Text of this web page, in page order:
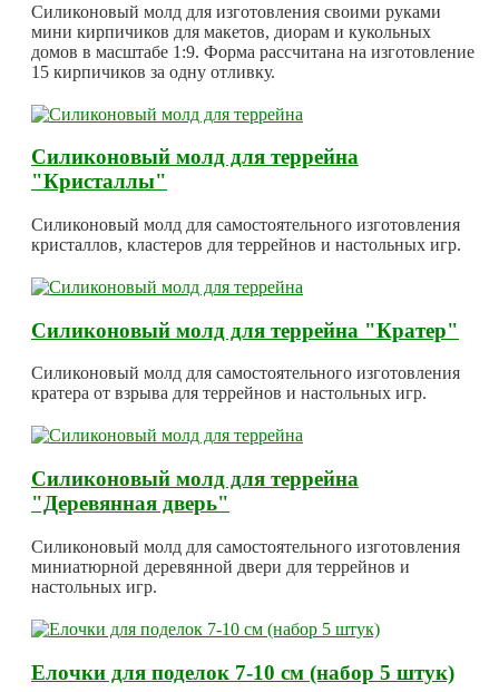
Силиконовый молд для изготовления своими руками
мини кирпичиков для макетов, диорам и кукольных
домов в масштабе 1:9. Форма рассчитана на изготовление
15 кирпичиков за одну отливку.
Силиконовый молд для террейна
"Кристаллы"
Силиконовый молд для самостоятельного изготовления
кристаллов, кластеров для террейнов и настольных игр.
Силиконовый молд для террейна "Кратер"
Силиконовый молд для самостоятельного изготовления
кратера от взрыва для террейнов и настольных игр.
Силиконовый молд для террейна
"Деревянная дверь"
Силиконовый молд для самостоятельного изготовления
миниатюрной деревянной двери для террейнов и
настольных игр.
Елочки для поделок 7-10 см (набор 5 штук)